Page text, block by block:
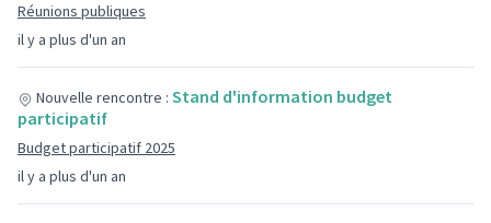
il y a plus d'un an
Réunions publiques
il y a plus d'un an
Nouvelle rencontre : Stand d'information budget
participatif
Budget participatif 2025